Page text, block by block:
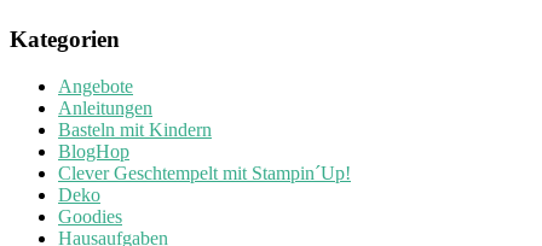
Kategorien
Angebote
Anleitungen
Basteln mit Kindern
BlogHop
Clever Geschtempelt mit Stampin´Up!
Deko
Goodies
Hausaufgaben